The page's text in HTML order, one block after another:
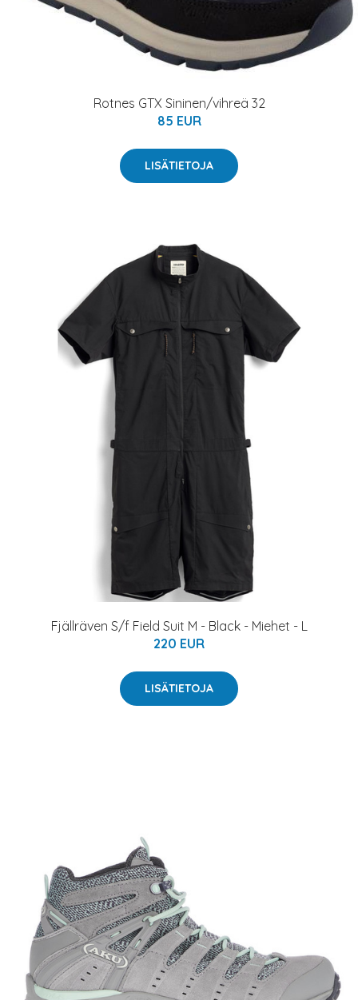
Rotnes GTX Sininen/vihreä 32
85 EUR
LISÄTIETOJA
Fjällräven S/f Field Suit M - Black - Miehet - L
220 EUR
LISÄTIETOJA